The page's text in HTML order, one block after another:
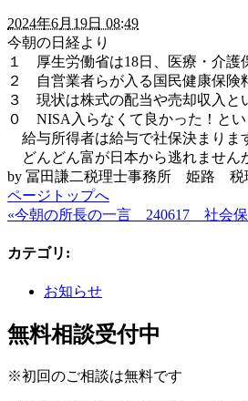
2024年6月19日 08:49
今朝の日経より
１ 厚生労働省は18日、医療・介護
２ 自営業者らが入る国民健康保険
３ 現状は株式の配当や売却収入と
０ NISA入らなくて良かった！とい
給与所得者は給与で社保決まりま
どんどん富が日本から逃れません
by 冨田謙二税理士事務所 姫路
ページトップへ
«今朝の所長の一言 240617 社会保
カテゴリ :
お知らせ
無料相談受付中
※初回のご相談は無料です